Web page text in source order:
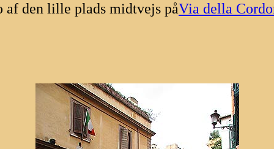
af den lille plads midtvejs påVia della